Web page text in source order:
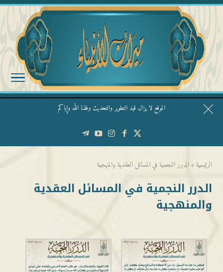
الموقع لا يزال قيد التطوير والتحديث وفقنا الله وإياكم
قال الشيخ ربيع وفقه الله: نحن ليس عندنا تقديس الأشخاص
الرئيسية » الدرر النجمية في المسائل العقدية والمنهجية
الدرر النجمية في المسائل العقدية
والمنهجية